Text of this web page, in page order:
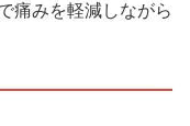
痛みを軽減しながら